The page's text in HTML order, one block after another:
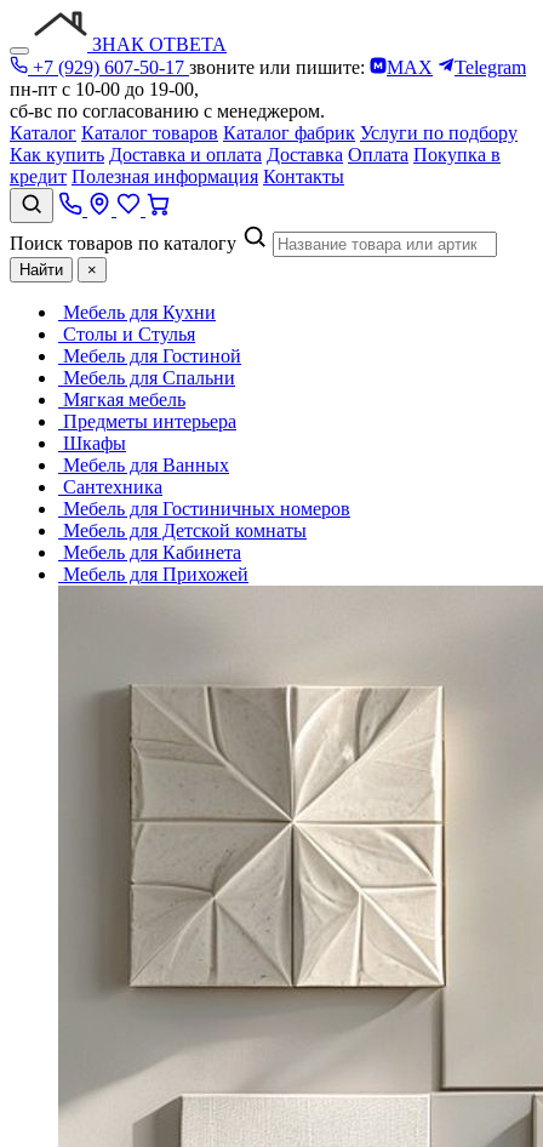
ЗНАК ОТВЕТА
+7 (929) 607-50-17 звоните или пишите: MAX
Telegram
пн-пт с 10-00 до 19-00,
сб-вс по согласованию с менеджером.
Каталог Каталог товаров Каталог фабрик Услуги по подбору
Как купить Доставка и оплата Доставка Оплата Покупка в
кредит Полезная информация Контакты
Поиск товаров по каталогу
Найти ×
Мебель для Кухни
Столы и Стулья
Мебель для Гостиной
Мебель для Спальни
Мягкая мебель
Предметы интерьера
Шкафы
Мебель для Ванных
Сантехника
Мебель для Гостиничных номеров
Мебель для Детской комнаты
Мебель для Кабинета
Мебель для Прихожей